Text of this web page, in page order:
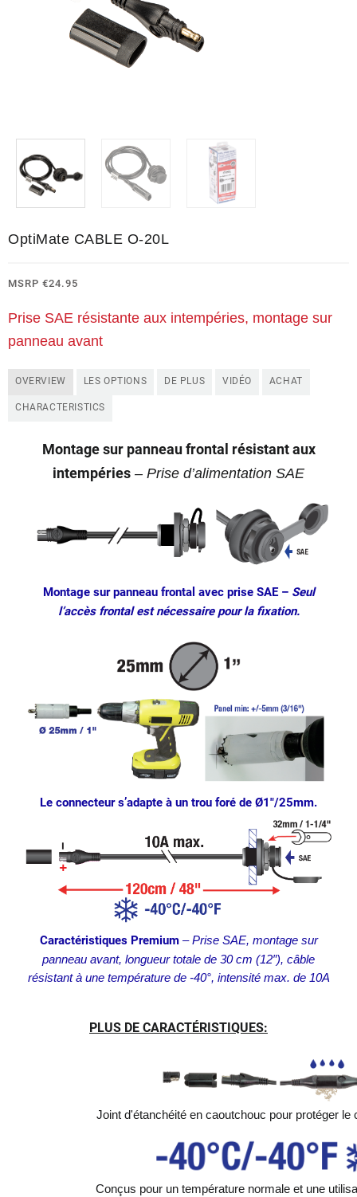
OptiMate CABLE O-20L
MSRP €24.95
Prise SAE résistante aux intempéries, montage sur
panneau avant
OVERVIEW LES OPTIONS DE PLUS VIDÉO ACHAT
CHARACTERISTICS
Montage sur panneau frontal résistant aux
intempéries – Prise d’alimentation SAE
Montage sur panneau frontal avec prise SAE – Seul
l’accès frontal est nécessaire pour la fixation.
Le connecteur s’adapte à un trou foré de Ø1″/25mm.
Caractéristiques Premium– Prise SAE, montage sur
panneau avant, longueur totale de 30 cm (12″), câble
résistant à une température de -40°, intensité max. de 10A
PLUS DE CARACTÉRISTIQUES:
Joint d'étanchéité en caoutchouc pour protéger le
Conçus pour un température normale et une